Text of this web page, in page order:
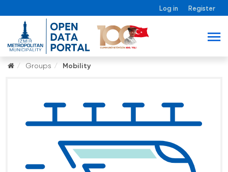
Log in Register
Groups Mobility